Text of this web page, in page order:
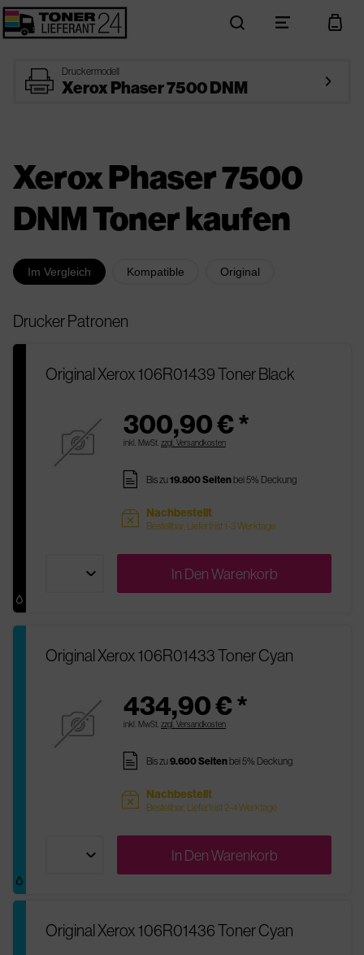
search menu cart
printer Druckermodell
Xerox Phaser 7500 DNM arrow_right
Xerox Phaser 7500
DNM Toner kaufen
Im Vergleich Kompatible Original
Drucker Patronen
Original Xerox 106R01439 Toner Black
300,90 € *
inkl. MwSt. zzgl. Versandkosten
pages Bis zu19.800 Seitenbei 5% Deckung
sold Nachbestellt
Bestellbar, Lieferfrist 1-3 Werktage
In DenWarenkorb
Original Xerox 106R01433 Toner Cyan
434,90 € *
inkl. MwSt. zzgl. Versandkosten
pages Bis zu9.600 Seitenbei 5% Deckung
sold Nachbestellt
Bestellbar, Lieferfrist 2-4 Werktage
In DenWarenkorb
Original Xerox 106R01436 Toner Cyan